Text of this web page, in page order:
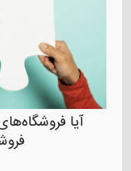
آیا